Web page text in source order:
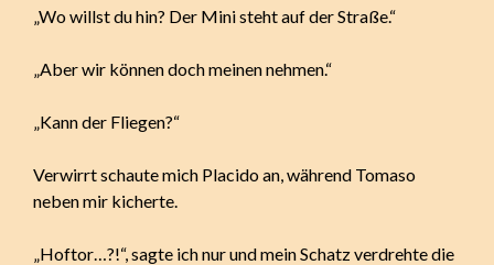
„Wo willst du hin? Der Mini steht auf der Straße.“
„Aber wir können doch meinen nehmen.“
„Kann der Fliegen?“
Verwirrt schaute mich Placido an, während Tomaso
neben mir kicherte.
„Hoftor…?!“, sagte ich nur und mein Schatz verdrehte die